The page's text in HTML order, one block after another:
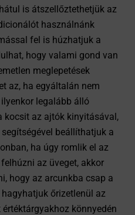
is átszellőztethetjük az
használnánk
fel is húzhatjuk a
hogy valami gond van
meglepetések
az, ha egyáltalán nem
legalább álló
kocsit az ajtók kinyitásával,
beállíthatjuk a
ha úgy romlik el az
az üveget, akkor
hogy az arcunkba csap a
őrizetlenül az
könnyedén